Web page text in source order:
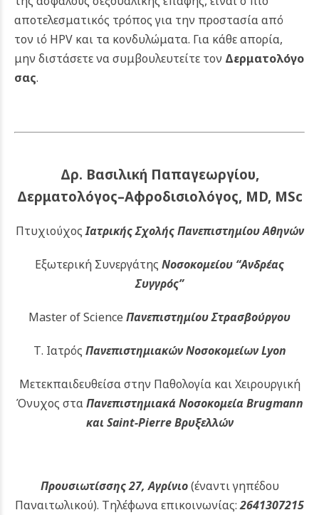
αποτελεσματικός τρόπος για την προστασία από
τον ιό HPV και τα κονδυλώματα. Για κάθε απορία,
μην διστάσετε να συμβουλευτείτε τον Δερματολόγο
σας.
Δρ. Βασιλική Παπαγεωργίου,
Δερματολόγος–Αφροδισιολόγος, MD, MSc
ΠτυχιούχοςΙατρικής Σχολής Πανεπιστημίου Αθηνών
Εξωτερική Συνεργάτης Νοσοκομείου “Ανδρέας
Συγγρός”
Master of Science Πανεπιστημίου Στρασβούργου
Τ. Ιατρός Πανεπιστημιακών Νοσοκομείων Lyon
Μετεκπαιδευθείσα στην Παθολογία και Χειρουργική
Όνυχος σταΠανεπιστημιακά Νοσοκομεία Brugmann
και Saint-Pierre Βρυξελλών
Προυσιωτίσσης 27, Αγρίνιο(έναντι γηπέδου
Παναιτωλικού). Τηλέφωνα επικοινωνίας:2641307215